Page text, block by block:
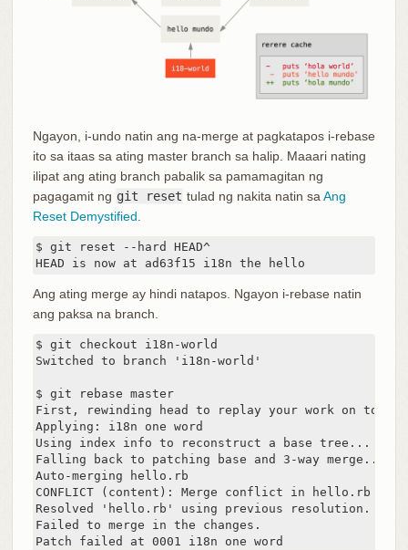
Ngayon, i-undo natin ang na-merge at pagkatapos i-rebase
ito sa itaas sa ating master branch sa halip. Maaari nating
ilipat ang ating branch pabalik sa pamamagitan ng
pagagamit ng git reset tulad ng nakita natin sa Ang
Reset Demystified
$ git reset --hard HEAD^
HEAD is now at ad63f15 i18n the hello
Ang ating merge ay hindi natapos. Ngayon i-rebase natin
ang paksa na branch.
$ git checkout i18n-world
Switched to branch 'i18n-world'
$ git rebase master
First, rewinding head to replay your work on top
Applying: i18n one word
Using index info to reconstruct a base tree...
Falling back to patching base and 3-way merge...
Auto-merging hello.rb
CONFLICT (content): Merge conflict in hello.rb
Resolved 'hello.rb' using previous resolution.
Failed to merge in the changes.
Patch failed at 0001 i18n one word